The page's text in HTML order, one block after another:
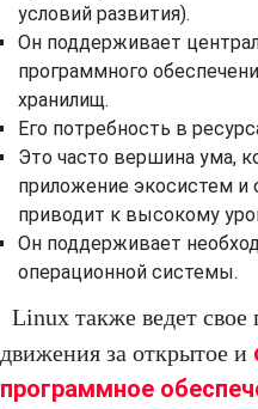
условий развития).
Он поддерживает
программного
хранилищ.
Его потребность в
Это часто вершина ума,
приложение экосистем и
приводит к высокому
Он поддерживает
операционной системы.
Linux также ведет
движения за открытое и
программное